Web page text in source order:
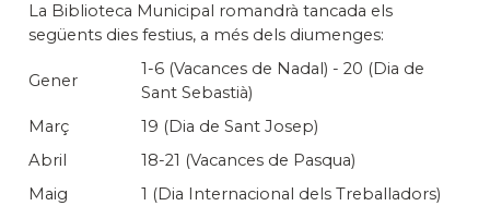
La Biblioteca Municipal romandrà tancada els
següents dies festius, a més dels diumenges:
Gener
1-6 (Vacances de Nadal) - 20 (Dia de
Sant Sebastià)
Març
19 (Dia de Sant Josep)
Abril
18-21 (Vacances de Pasqua)
Maig
1 (Dia Internacional dels Treballadors)